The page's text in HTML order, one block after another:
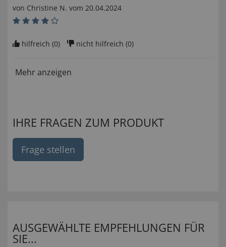
von Christine N. vom 20.04.2024
hilfreich (0) nicht hilfreich (0)
Mehr anzeigen
IHRE FRAGEN ZUM PRODUKT
Frage stellen
AUSGEWÄHLTE EMPFEHLUNGEN FÜR
SIE...